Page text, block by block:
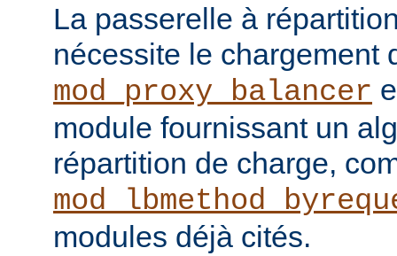
La passerelle à
nécessite le chargement
mod_proxy_balancer
module fournissant un
répartition de charge,
modules déjà cités.